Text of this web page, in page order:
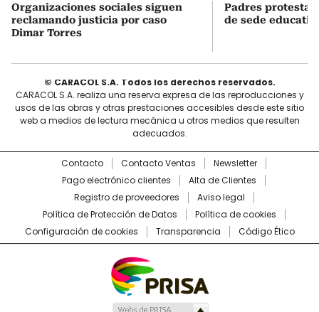
Organizaciones sociales siguen
reclamando justicia por caso
Dimar Torres
Padres
de sede
© CARACOL S.A. Todos los derechos reservados.
CARACOL S.A. realiza una reserva expresa de las reproducciones y
usos de las obras y otras prestaciones accesibles desde este sitio
web a medios de lectura mecánica u otros medios que resulten
adecuados.
Contacto Contacto Ventas
Newsletter
Pago electrónico clientes
Alta de Clientes
Registro de proveedores
Aviso legal
Política de Protección de Datos
Política de cookies
Configuración de cookies
Transparencia Código Ético